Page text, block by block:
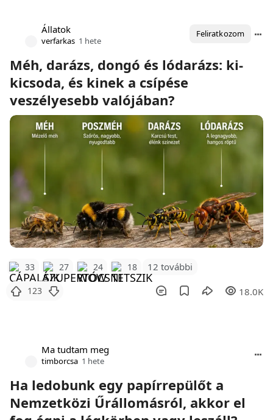
Állatok
verfarkas 1 hete
Feliratkozom
Méh, darázs, dongó és lódarázs: ki-
kicsoda, és kinek a csípése
veszélyesebb valójában?
33 27 24 18 12 további
123 18.0K
Ma tudtam meg
timborcsa 1 hete
Ha ledobunk egy papírrepülőt a
Nemzetközi Űrállomásról, akkor el